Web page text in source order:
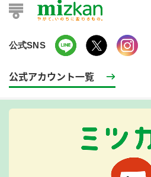
公式SNS
公式アカウント一覧